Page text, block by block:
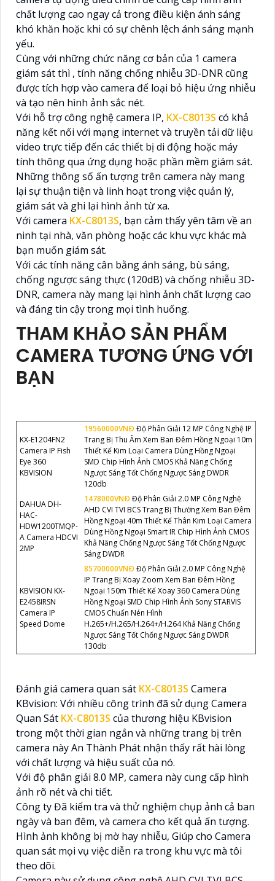
chất lượng cao ngay cả trong điều kiện ánh sáng
khó khăn hoặc khi có sự chênh lệch ánh sáng mạnh
yếu.
Cùng với những chức năng cơ bản của 1 camera
giám sát thì , tính năng chống nhiễu 3D-DNR cũng
được tích hợp vào camera để loại bỏ hiệu ứng nhiễu
và tạo nên hình ảnh sắc nét.
Với hỗ trợ công nghệ camera IP, KX-C8013S có khả
năng kết nối với mạng internet và truyền tải dữ liệu
video trực tiếp đến các thiết bị di động hoặc máy
tính thông qua ứng dụng hoặc phần mềm giám sát.
Những thông số ấn tượng trên camera này mang
lại sự thuận tiện và linh hoạt trong việc quản lý,
giám sát và ghi lại hình ảnh từ xa.
Với camera KX-C8013S, bạn cảm thấy yên tâm về an
ninh tại nhà, văn phòng hoặc các khu vực khác mà
bạn muốn giám sát.
Với các tính năng cân bằng ánh sáng, bù sáng,
chống ngược sáng thực (120dB) và chống nhiễu 3D-
DNR, camera này mang lại hình ảnh chất lượng cao
và đáng tin cậy trong mọi tình huống.
THAM KHẢO SẢN PHẨM
CAMERA TƯƠNG ỨNG VỚI
BẠN
KX-E1204FN2
Camera IP Fish
Eye 360
KBVISION
19560000VNÐ Độ Phân Giải 12 MP Công Nghệ IP
Trang Bị Thu Âm Xem Ban Đêm Hồng Ngoại 10m
Thiết Kế Kim Loại Camera Dùng Hồng Ngoại
SMD Chip Hình Ảnh CMOS Khả Năng Chống
Ngược Sáng Tốt Chống Ngược Sáng DWDR
120db
DAHUA DH-
HAC-
HDW1200TMQP-
A Camera HDCVI
2MP
1478000VNÐ Độ Phân Giải 2.0 MP Công Nghệ
AHD CVI TVI BCS Trang Bị Thường Xem Ban Đêm
Hồng Ngoại 40m Thiết Kế Thân Kim Loại Camera
Dùng Hồng Ngoại Smart IR Chip Hình Ảnh CMOS
Khả Năng Chống Ngược Sáng Tốt Chống Ngược
Sáng DWDR
KBVISION KX-
E2458IRSN
Camera IP
Speed Dome
85700000VNÐ Độ Phân Giải 2.0 MP Công Nghệ
IP Trang Bị Xoay Zoom Xem Ban Đêm Hồng
Ngoại 150m Thiết Kế Xoay 360 Camera Dùng
Hồng Ngoại SMD Chip Hình Ảnh Sony STARVIS
CMOS Chuẩn Nén Hình
H.265+/H.265/H.264+/H.264 Khả Năng Chống
Ngược Sáng Tốt Chống Ngược Sáng DWDR
130db
Đánh giá camera quan sát KX-C8013S Camera
KBvision: Với nhiều công trình đã sử dụng Camera
Quan Sát KX-C8013S của thương hiệu KBvision
trong một thời gian ngắn và những trang bị trên
camera này An Thành Phát nhận thấy rất hài lòng
với chất lượng và hiệu suất của nó.
Với độ phân giải 8.0 MP, camera này cung cấp hình
ảnh rõ nét và chi tiết.
Công ty Đã kiểm tra và thử nghiệm chụp ảnh cả ban
ngày và ban đêm, và camera cho kết quả ấn tượng.
Hình ảnh không bị mờ hay nhiễu, Giúp cho Camera
quan sát mọi vụ việc diễn ra trong khu vực mà tôi
theo dõi.